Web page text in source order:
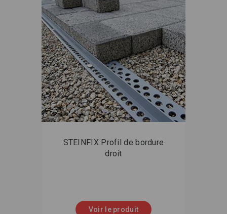
STEINFIX Profil de bordure
droit
Voir le produit